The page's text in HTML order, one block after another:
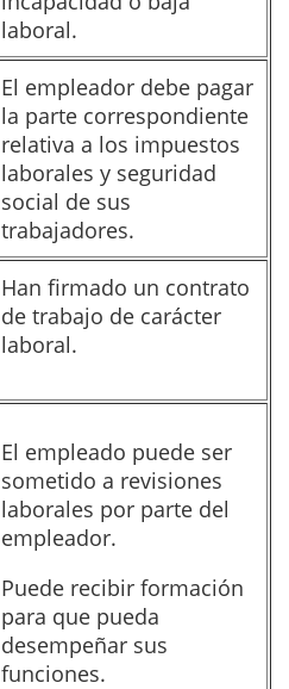
laboral.
El empleador debe pagar
la parte correspondiente
relativa a los impuestos
laborales y seguridad
social de sus
trabajadores.
Han firmado un contrato
de trabajo de carácter
laboral.
El empleado puede ser
sometido a revisiones
laborales por parte del
empleador.
Puede recibir formación
para que pueda
desempeñar sus
funciones.